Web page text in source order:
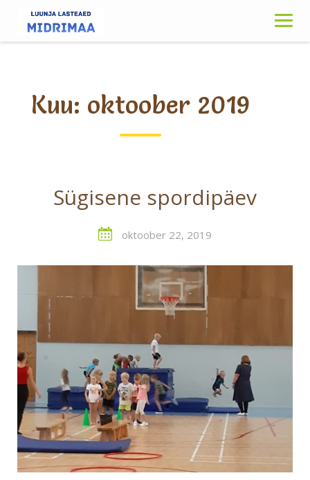
content
Kuu: oktoober 2019
Sügisene spordipäev
oktoober 22, 2019